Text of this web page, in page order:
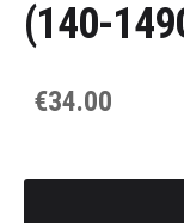
(140-
€34.00